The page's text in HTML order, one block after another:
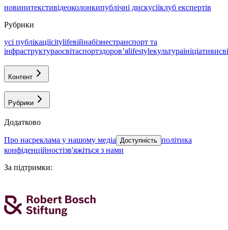
новинитекстивідеоколонкипублічні дискусіїклуб експертів
Рубрики
усі публікаціїcitylifeвійнабізнестранспорт та
інфраструктураосвітаспортздоровʼяlifestyleкультураініціативи
Контент
Рубрики
Додатково
про насреклама у нашому медіа Доступність політика
конфіденційностізв'яжіться з нами
За підтримки: